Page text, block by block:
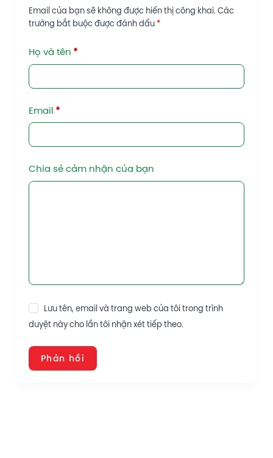
Email của bạn sẽ không được hiển thị công khai. Các
trường bắt buộc được đánh dấu *
Họ và tên *
Email *
Chia sẻ cảm nhận của bạn
Lưu tên, email và trang web của tôi trong trình
duyệt này cho lần tôi nhận xét tiếp theo.
Phản hồi